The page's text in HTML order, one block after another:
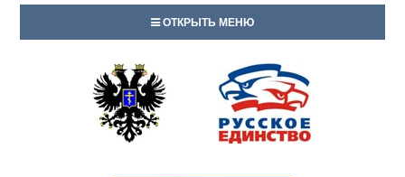
ОТКРЫТЬ МЕНЮ